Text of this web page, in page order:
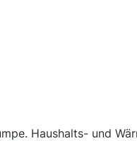
Haushalts- und